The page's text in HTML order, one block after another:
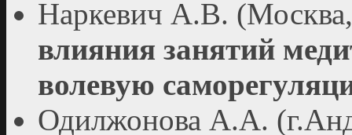
Наркевич А.В.
влияния занятий
волевую
Одилжонова А.А.